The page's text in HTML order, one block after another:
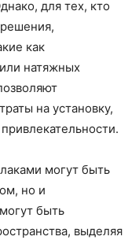
для тех, кто
как
натяжных
на установку,
могут быть
но и
быть
выделяя